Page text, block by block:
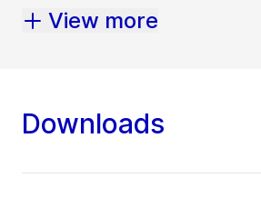
View more
Downloads